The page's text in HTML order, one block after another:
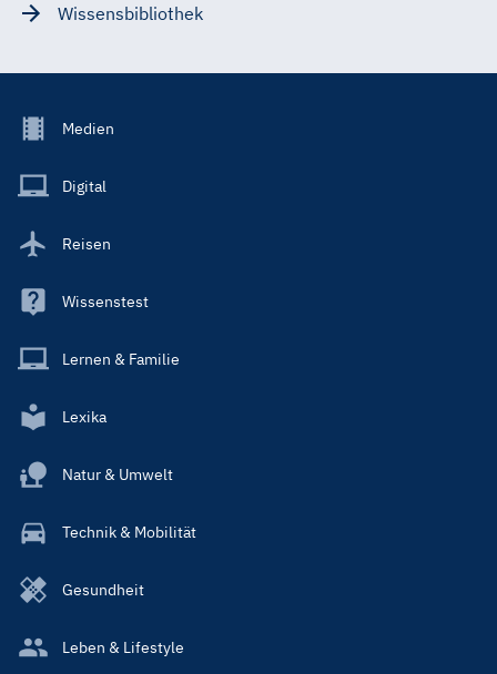
Wissensbibliothek
Footer
Main
Medien
Digital
Reisen
Wissenstest
Lernen & Familie
Lexika
Natur & Umwelt
Technik & Mobilität
Gesundheit
Leben & Lifestyle